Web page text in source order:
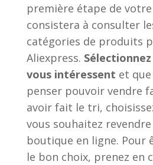
première étape de
consistera à consulter
catégories de produits
Aliexpress.
vous intéressent et
penser pouvoir vendre
avoir fait le tri,
vous souhaitez
boutique en ligne. Pour
le bon choix, prenez en